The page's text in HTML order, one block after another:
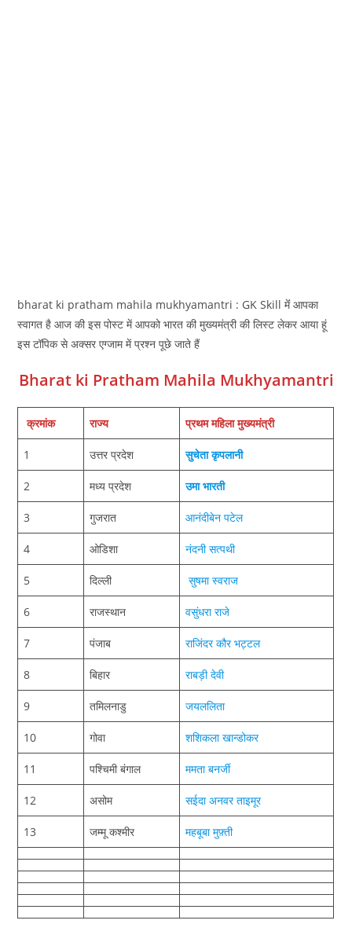
bharat ki pratham mahila mukhyamantri : GK Skill मेंं आपका
स्‍वागत है आज की इस पोस्‍ट में आपको भारत की मुख्‍यमंत्री की लिस्‍ट लेकर आया हूं
इस टॉपिक से अक्‍सर एग्‍जाम में प्रश्‍न पूछे जाते हैं
Bharat ki Pratham Mahila Mukhyamantri
क्रमांक राज्य प्रथम महिला मुख्यमंत्री
1 उत्तर प्रदेश सुचेता कृपलानी
2 मध्य प्रदेश उमा भारती
3 गुजरात आनंदीबेन पटेल
4 ओडिशा नंदनी सत्पथी
5 दिल्ली सुषमा स्वराज
6 राजस्थान वसुंधरा राजे
7 पंजाब राजिंदर कौर भट्टल
8 बिहार राबड़ी देवी
9 तमिलनाडु जयललिता
10 गोवा शशिकला खान्डोकर
11 पश्चिमी बंगाल ममता बनर्जी
12 असोम सईदा अनवर ताइमूर
13 जम्मू कश्मीर महबूबा मुफ़्ती